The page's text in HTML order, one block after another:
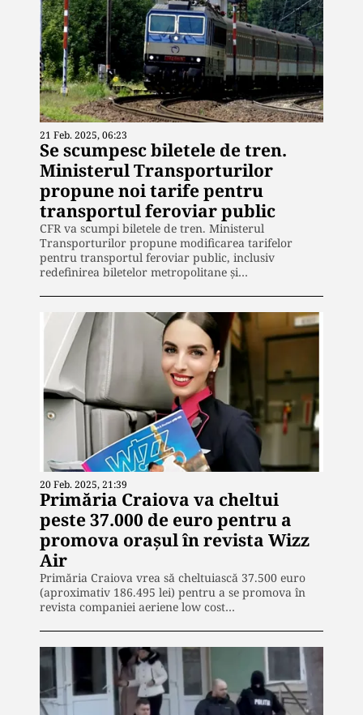
21 Feb. 2025, 06:23
Se scumpesc biletele de tren.
Ministerul Transporturilor
propune noi tarife pentru
transportul feroviar public
CFR va scumpi biletele de tren. Ministerul
Transporturilor propune modificarea tarifelor
pentru transportul feroviar public, inclusiv
redefinirea biletelor metropolitane și…
20 Feb. 2025, 21:39
Primăria Craiova va cheltui
peste 37.000 de euro pentru a
promova orașul în revista Wizz
Air
Primăria Craiova vrea să cheltuiască 37.500 euro
(aproximativ 186.495 lei) pentru a se promova în
revista companiei aeriene low cost…